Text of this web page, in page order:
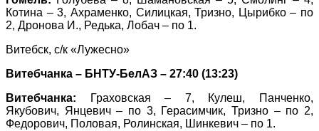
Котина – 3, Ахраменко, Силицкая, Тризно, Цырибко – по
2, Дронова И., Редька, Лобач – по 1.
Витебск, с/к «Лужесно»
Витебчанка – БНТУ-БелАЗ – 27:40 (13:23)
Витебчанка:
Граховская – 7, Кулеш, Панченко,
Якубович, Янцевич – по 3, Герасимчик, Тризно – по 2,
Федорович, Половая, Ролинская, Шинкевич – по 1.